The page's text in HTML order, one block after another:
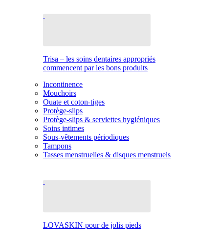
Trisa – les soins dentaires appropriés
commencent par les bons produits
Incontinence
Mouchoirs
Ouate et coton-tiges
Protège-slips
Protège-slips & serviettes hygiéniques
Soins intimes
Sous-vêtements périodiques
Tampons
Tasses menstruelles & disques menstruels
LOVASKIN pour de jolis pieds